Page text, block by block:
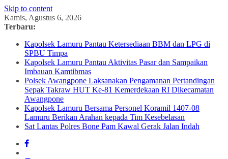
Skip to content
Kamis, Agustus 6, 2026
Terbaru:
Kapolsek Lamuru Pantau Ketersediaan BBM dan LPG di
SPBU Timpa
Kapolsek Lamuru Pantau Aktivitas Pasar dan Sampaikan
Imbauan Kamtibmas
Polsek Awangpone Laksanakan Pengamanan Pertandingan
Sepak Takraw HUT Ke-81 Kemerdekaan RI Dikecamatan
Awangpone
Kapolsek Lamuru Bersama Personel Koramil 1407-08
Lamuru Berikan Arahan kepada Tim Kesebelasan
Sat Lantas Polres Bone Pam Kawal Gerak Jalan Indah